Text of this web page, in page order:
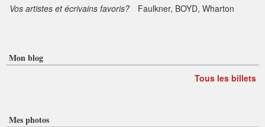
Vos artistes et écrivains favoris? Faulkner, BOYD, Wharton
Mon blog
Tous les billets
Mes photos